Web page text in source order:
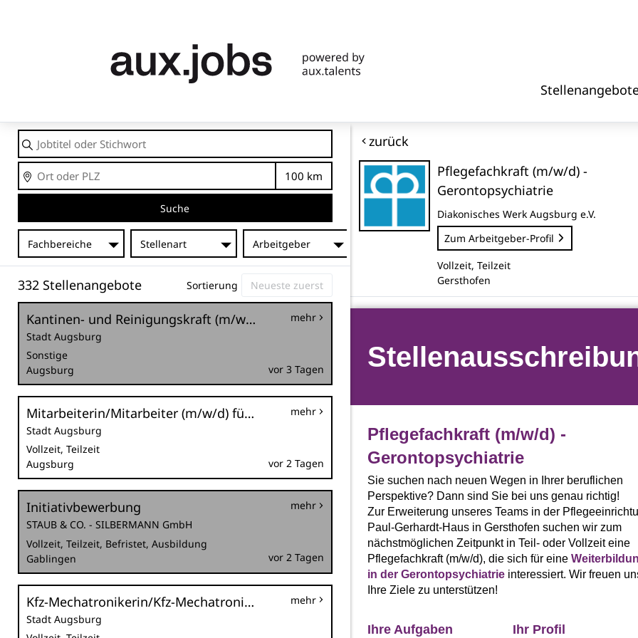
Jobtitel
oder
Stichwort
Ort
Entfernung
Suche
Fachbereiche Stellenart Arbeitgeber
332 Stellenangebote Sortierung
Kantinen- und Reinigungskraft (m/w/d) befristet als Krankheitsvertretung
Stadt Augsburg
Sonstige
Augsburg
mehr
vor 3 Tagen
Mitarbeiterin/Mitarbeiter (m/w/d) für den städtischen Ordnungsdienst im Außendienst für die Nachtschicht
Stadt Augsburg
Vollzeit, Teilzeit
Augsburg
mehr
vor 2 Tagen
Initiativbewerbung
STAUB & CO. - SILBERMANN GmbH
Vollzeit, Teilzeit, Befristet, Ausbildung
Gablingen
mehr
vor 2 Tagen
Kfz-Mechatronikerin/Kfz-Mechatroniker (m/w/d) bzw. Land- und Baumaschinenmechatronikerin/Land- und Baumaschinenmechatroniker (m/w/d) im Sachgebiet Kraftfahrzeugtechnik
Stadt Augsburg
mehr
zurück
Pflegefachkraft (m/w/d) -
Gerontopsychiatrie
Diakonisches Werk Augsburg e.V.
Zum Arbeitgeber-Profil
Vollzeit, Teilzeit
Gersthofen